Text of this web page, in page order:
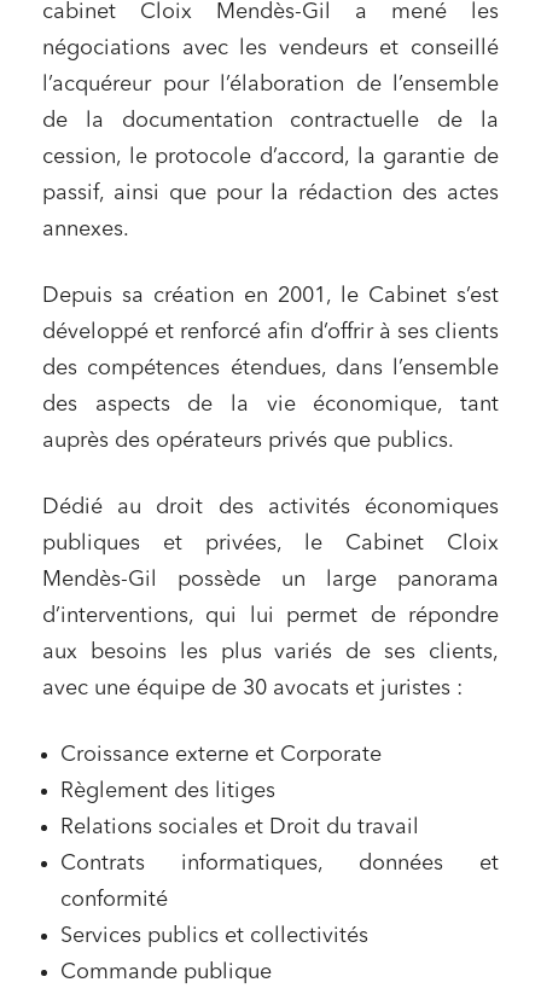
cabinet Cloix Mendès-Gil a mené les
négociations avec les vendeurs et conseillé
l’acquéreur pour l’élaboration de l’ensemble
de la documentation contractuelle de la
cession, le protocole d’accord, la garantie de
passif, ainsi que pour la rédaction des actes
annexes.
Depuis sa création en 2001, le Cabinet s’est
développé et renforcé afin d’offrir à ses clients
des compétences étendues, dans l’ensemble
des aspects de la vie économique, tant
auprès des opérateurs privés que publics.
Dédié au droit des activités économiques
publiques et privées, le Cabinet Cloix
Mendès-Gil possède un large panorama
d’interventions, qui lui permet de répondre
aux besoins les plus variés de ses clients,
avec une équipe de 30 avocats et juristes :
Croissance externe et Corporate
Règlement des litiges
Relations sociales et Droit du travail
Contrats informatiques, données et
conformité
Services publics et collectivités
Commande publique
Associations et acteurs de l’économie sociale et
solidaire
Media et édition
Immobilier et habitat